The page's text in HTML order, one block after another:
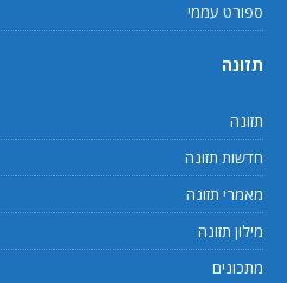
ספורט עממי
תזונה
תזונה
חדשות תזונה
מאמרי תזונה
מילון תזונה
מתכונים